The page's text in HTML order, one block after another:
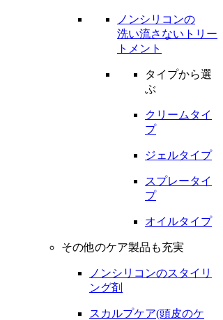
ノンシリコンの
洗い流さないトリー
トメント
タイプから選
ぶ
クリームタイ
プ
ジェルタイプ
スプレータイ
プ
オイルタイプ
その他のケア製品も充実
ノンシリコンのスタイリ
ング剤
スカルプケア(頭皮のケ